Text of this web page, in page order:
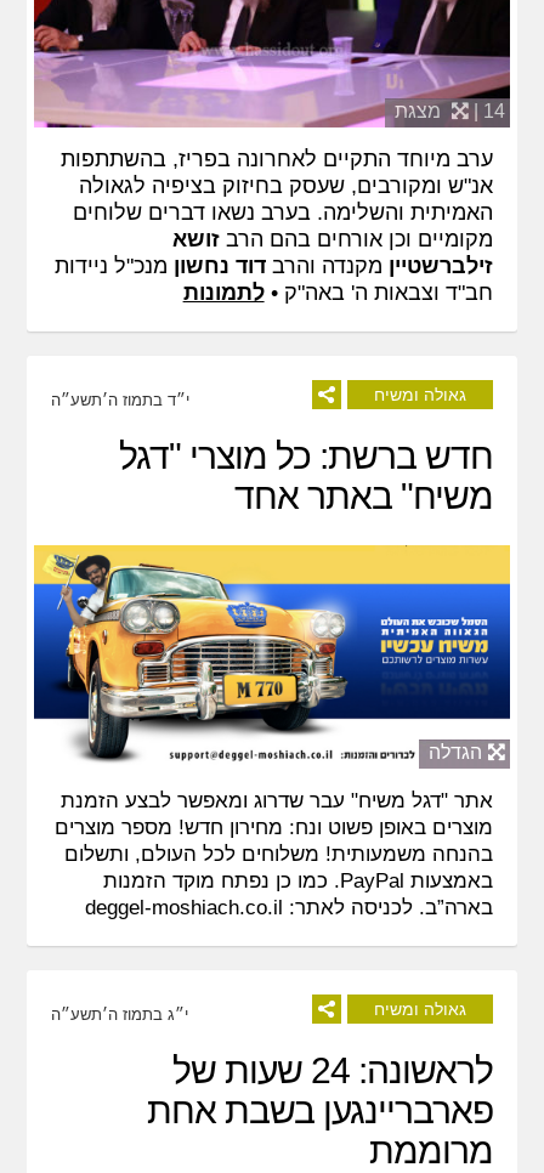
14 | מצגת
ערב מיוחד התקיים לאחרונה בפריז, בהשתתפות
אנ"ש ומקורבים, שעסק בחיזוק בציפיה לגאולה
האמיתית והשלימה. בערב נשאו דברים שלוחים
מקומיים וכן אורחים בהם הרבזושא
זילברשטיין מקנדה והרבדוד נחשון מנכ"ל ניידות
חב"ד וצבאות ה' באה"ק •לתמונות
גאולה ומשיח י״ד בתמוז ה׳תשע״ה
חדש ברשת: כל מוצרי "דגל
משיח" באתר אחד
הגדלה
אתר "דגל משיח" עבר שדרוג ומאפשר לבצע הזמנת
מוצרים באופן פשוט ונח: מחירון חדש! מספר מוצרים
בהנחה משמעותית! משלוחים לכל העולם, ותשלום
באמצעות PayPal. כמו כן נפתח מוקד הזמנות
בארה”ב. לכניסה לאתר: deggel-moshiach.co.il
גאולה ומשיח י״ג בתמוז ה׳תשע״ה
לראשונה: 24 שעות של
פארבריינגען בשבת אחת
מרוממת